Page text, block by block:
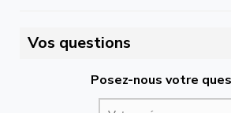
Vos questions
Posez-nous votre